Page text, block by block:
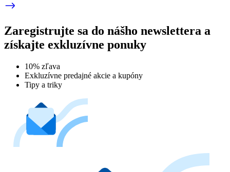
Zaregistrujte sa do nášho newslettera a
získajte exkluzívne ponuky
10% zľava
Exkluzívne predajné akcie a kupóny
Tipy a triky